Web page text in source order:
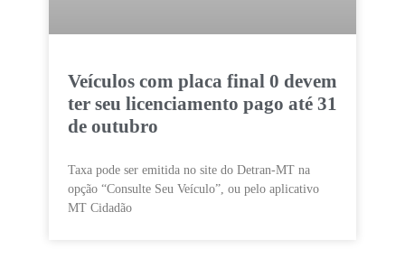
Veículos com placa final 0 devem
ter seu licenciamento pago até 31
de outubro
Taxa pode ser emitida no site do Detran-MT na
opção “Consulte Seu Veículo”, ou pelo aplicativo
MT Cidadão